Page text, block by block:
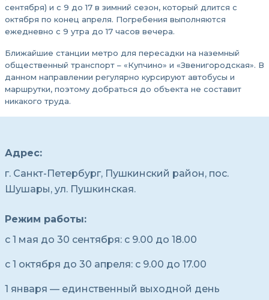
сентября) и с 9 до 17 в зимний сезон, который длится с
октября по конец апреля. Погребения выполняются
ежедневно с 9 утра до 17 часов вечера.
Ближайшие станции метро для пересадки на наземный
общественный транспорт – «Купчино» и «Звенигородская». В
данном направлении регулярно курсируют автобусы и
маршрутки, поэтому добраться до объекта не составит
никакого труда.
Адрес:
г. Санкт-Петербург, Пушкинский район, пос.
Шушары, ул. Пушкинская.
Режим работы:
с 1 мая до 30 сентября: с 9.00 до 18.00
с 1 октября до 30 апреля: с 9.00 до 17.00
1 января — единственный выходной день